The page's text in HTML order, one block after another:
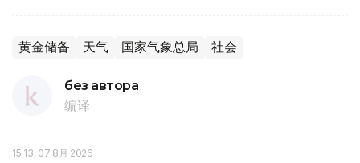
黄金储备 天气 国家气象总局 社会
без автора
编译
15:13, 07 8月 2026